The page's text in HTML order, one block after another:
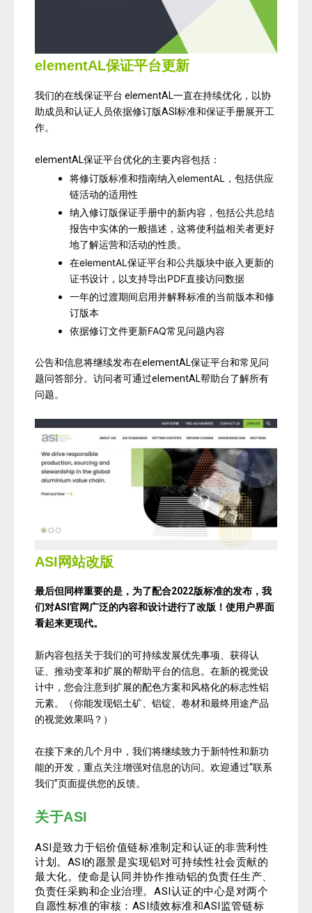
elementAL保证平台更新
我们的在线保证平台 elementAL一直在持续优化，以协
助成员和认证人员依据修订版ASI标准和保证手册展开工
作。
elementAL保证平台优化的主要内容包括：
将修订版标准和指南纳入elementAL，包括供应
链活动的适用性
纳入修订版保证手册中的新内容，包括公共总结
报告中实体的一般描述，这将使利益相关者更好
地了解运营和活动的性质。
在elementAL保证平台和公共版块中嵌入更新的
证书设计，以支持导出PDF直接访问数据
一年的过渡期间启用并解释标准的当前版本和修
订版本
依据修订文件更新FAQ常见问题内容
公告和信息将继续发布在elementAL保证平台和常见问
题问答部分。访问者可通过elementAL帮助台了解所有
问题。
ASI网站改版
最后但同样重要的是，为了配合2022版标准的发布，我
们对ASI 官网广泛的内容和设计进行了改版！使用户界面
看起来更现代。
新内容包括关于我们的可持续发展优先事项、获得认
证、推动变革和扩展的帮助平台的信息。在新的视觉设
计中，您会注意到扩展的配色方案和风格化的标志性铝
元素。（你能发现铝土矿、铝锭、卷材和最终用途产品
的视觉效果吗？）
在接下来的几个月中，我们将继续致力于新特性和新功
能的开发，重点关注增强对信息的访问。欢迎通过“联系
我们”页面提供您的反馈。
关于ASI
ASI是致力于铝价值链标准制定和认证的非营利性
计划。ASI的愿景是实现铝对可持续性社会贡献的
最大化。使命是认同并协作推动铝的负责任生产、
负责任采购和企业治理。ASI认证的中心是对两个
自愿性标准的审核：ASI绩效标准和ASI监管链标